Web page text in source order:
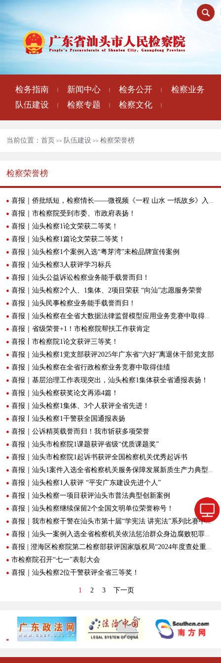
检务指南 新闻中心 检务公开
检察业务
队伍建设
检察专题 检察文化
当前位置：首页 >> 队伍建设 >>检察荣誉榜
检察荣誉榜
喜报｜侨批纸短，检察情长——微视频《一程 山水 一纸故乡》入选广东国际传播年度案例
喜报｜市检察院受到市委、市政府表扬！
喜报｜汕头检察1论文荣获二等奖！
喜报｜汕头检察1篇论文荣获二等奖！
喜报｜汕头检察1个案例入选“粤芽湾”未检品牌宣传案例
喜报｜汕头检察3人获评学习标兵
喜报｜汕头公益诉讼检察业务能手载誉而归！
喜报｜汕头检察2个人、1集体、2项目荣获 “向汕”志愿服务荣誉
喜报｜汕头民事检察业务能手载誉而归！
喜报｜汕头检察在全省大数据法律监督模型应用业务竞赛中取得佳绩！
喜报｜省级荣誉+1！市检察院帮扶工作获肯定
喜报丨市检察院1论文获评三等奖！
喜报｜汕头检察1党支部获评2025年广东省“六好”离退休干部党支部
喜报｜汕头检察在全省行政检察业务竞赛中取得佳绩
喜报｜基层治理工作表现突出，汕头检察1集体获全省通报表扬！
喜报｜汕头检察获奖论文再添4篇！
喜报｜汕头检察1集体、3个人获评全省先进！
喜报丨汕头检察1干警获全国通报表扬
喜报｜公诉精英载誉而归！我市斩获多项荣誉
喜报｜汕头市检察院1课题获评省级“优质课题奖”
喜报｜汕头市检察院1起诉书获评全国检察机关优秀起诉书
喜报｜汕头1案件入选全省检察机关服务保障发展新质生产力典型案例
喜报｜汕头检察1人获评 “平安广东建设先进个人”
喜报｜汕头检察一项目获评汕头市普法典型创新案例
喜报｜汕头检察继续保留2个全国文明单位荣誉称号！
喜报｜我市检察干警在汕头市第十届“学宪法 讲宪法”系列比赛中取得佳绩！
喜报｜汕头一案例入选全省检察机关依法惩治群众身边腐败犯罪典型案例
喜报 | 澄海区检察院第二检察部获评国家版权局“2024年度查处重大侵权盗版案件有功单位”
市检察院召开“七一”表彰大会
喜报｜汕头检察2位干警获评全省三等奖！
1 2 3 下一页